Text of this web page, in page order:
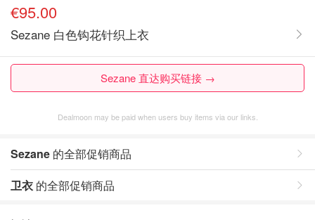
€95.00
Sezane 白色钩花针织上衣
Sezane 直达购买链接 →
Dealmoon may be paid when users buy items via our links.
Sezane 的全部促销商品
卫衣 的全部促销商品